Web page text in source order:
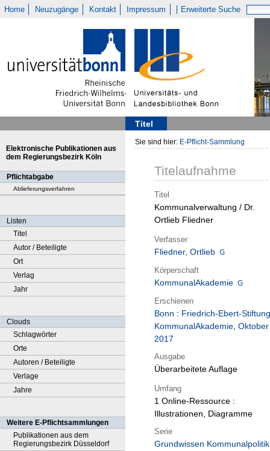
Home Neuzugänge Kontakt Impressum Erweiterte Suche
Titel
Elektronische Publikationen aus
dem Regierungsbezirk Köln
Pflichtabgabe
Ablieferungsverfahren
Listen
Titel
Autor / Beteiligte
Ort
Verlag
Jahr
Clouds
Schlagwörter
Orte
Autoren / Beteiligte
Verlage
Jahre
Weitere E-Pflichtsammlungen
Publikationen aus dem
Regierungsbezirk Düsseldorf
Sie sind hier: E-Pflicht-Sammlung
Titelaufnahme
Titel
Kommunalverwaltung / Dr.
Ortlieb Fliedner
Verfasser
Fliedner, Ortlieb
Körperschaft
KommunalAkademie
Erschienen
Bonn : Friedrich-Ebert-
KommunalAkademie, Oktober
2017
Ausgabe
Überarbeitete Auflage
Umfang
1 Online-Ressource :
Illustrationen, Diagramme
Serie
Grundwissen Kommunalpolitik